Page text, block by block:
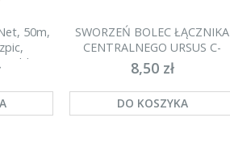
50m,
SWORZEŃ BOLEC ŁĄCZNIKA
CENTRALNEGO URSUS C-
330/360
8,50 zł
DO KOSZYKA